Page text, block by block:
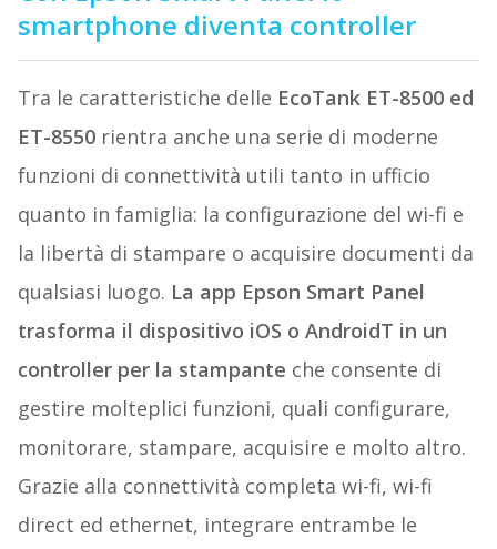
smartphone diventa controller
Tra le caratteristiche delle EcoTank ET-8500 ed
ET-8550rientra anche una serie di moderne
funzioni di connettività utili tanto in ufficio
quanto in famiglia: la configurazione del wi-fi e
la libertà di stampare o acquisire documenti da
qualsiasi luogo. La app Epson Smart Panel
trasforma il dispositivo iOS o AndroidT in un
controller per la stampante che consente di
gestire molteplici funzioni, quali configurare,
monitorare, stampare, acquisire e molto altro.
Grazie alla connettività completa wi-fi, wi-fi
direct ed ethernet, integrare entrambe le